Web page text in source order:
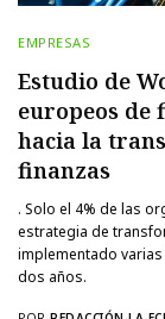
EMPRESAS
Estudio de
europeos de
hacia la
finanzas
. Solo el 4% de las
estrategia de
implementado
dos años.